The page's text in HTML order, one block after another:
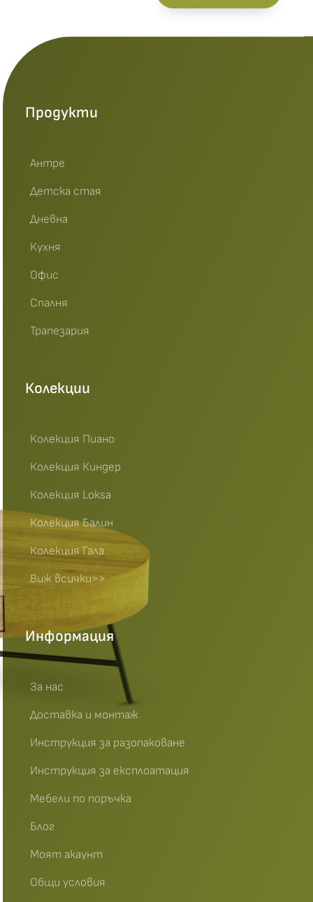
Продукти
Антре
Детска стая
Дневна
Кухня
Офис
Спалня
Трапезария
Колекции
Колекция Пиано
Колекция Киндер
Колекция Loksa
Колекция Балин
Колекция Гала
Виж всички>>
Информация
За нас
Доставка и монтаж
Инструкция за разопаковане
Инструкция за експлоатация
Мебели по поръчка
Блог
Моят акаунт
Общи условия